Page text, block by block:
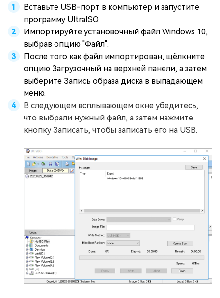
Вставьте USB-порт в компьютер и запустите
программу UltraISO.
Импортируйте установочный файл Windows 10,
выбрав опцию "Файл".
После того как файл импортирован, щёлкните
опцию Загрузочный на верхней панели, а затем
выберите Запись образа диска в выпадающем
меню.
В следующем всплывающем окне убедитесь,
что выбрали нужный файл, а затем нажмите
кнопку Записать, чтобы записать его на USB.